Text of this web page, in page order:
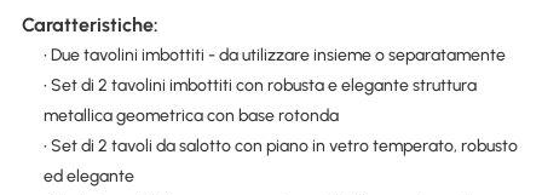
Caratteristiche:
• Due tavolini imbottiti - da utilizzare insieme o separatamente
• Set di 2 tavolini imbottiti con robusta e elegante struttura
metallica geometrica con base rotonda
• Set di 2 tavoli da salotto con piano in vetro temperato, robusto
ed elegante